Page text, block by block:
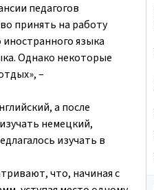
педагогов
принять на работу
языка
Однако некоторые
–
а после
немецкий,
изучать в
что, начиная с